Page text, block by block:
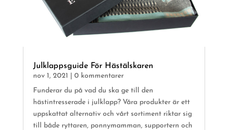
Julklappsguide För Hästälskaren
nov 1, 2021 | 0 kommentarer
Funderar du på vad du ska ge till den
hästintresserade i julklapp? Våra produkter är ett
uppskattat alternativ och vårt sortiment riktar sig
till både ryttaren, ponnymamman, supportern och